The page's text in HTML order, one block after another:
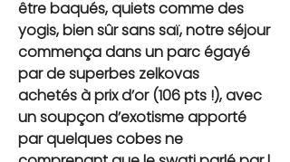
être baqués, quiets comme des
yogis, bien sûr sans saï, notre séjour
commença dans un parc égayé
par de superbes zelkovas
achetés à prix d’or (106 pts !), avec
un soupçon d’exotisme apporté
par quelques cobes ne